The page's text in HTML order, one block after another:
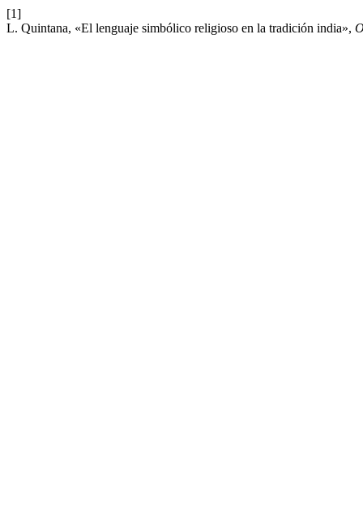
[1]
L. Quintana, «El lenguaje simbólico religioso en la tradición india»,